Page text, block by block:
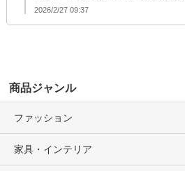
2026/2/27 09:37
商品ジャンル
ファッション
家具・インテリア